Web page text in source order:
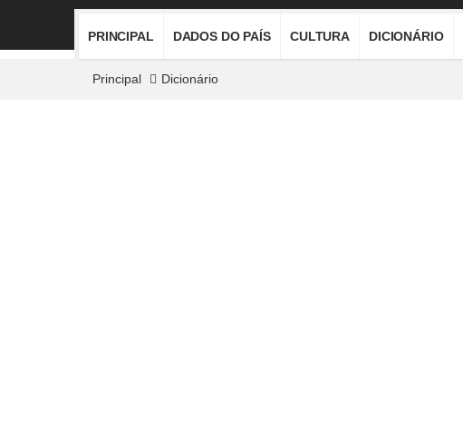
PRINCIPAL DADOS DO PAÍS CULTURA DICIONÁRIO
Principal Dicionário